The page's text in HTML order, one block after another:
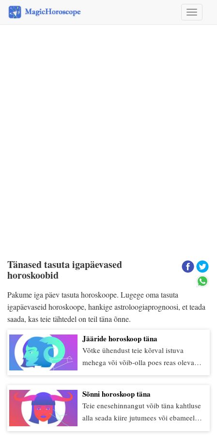
&
Tänased tasuta igapäevased
horoskoobid
Pakume iga päev tasuta horoskoope. Lugege oma tasuta
igapäevaseid horoskoope, hankige astroloogiaprognoosi, et teada
saada, kas teie tähtedel on teil täna õnne.
Jääride horoskoop täna
Võtke ühendust teie kõrval istuva
mehega või võib-olla poes reas oleva
naisega. Ta võiks jagada tarkust, mis
meeles, et ka teie võite olla see inimene,
kes muudab kellegi teise elu ühe mõtte
või tarkusepilu abil, mille olete oma
Sõnni horoskoop täna
Teie enesehinnangut võib täna kahtluse
alla seada kiire jutumees või ebameeldiv
olukord, Sõnn. Ärge aktsepteerige asju